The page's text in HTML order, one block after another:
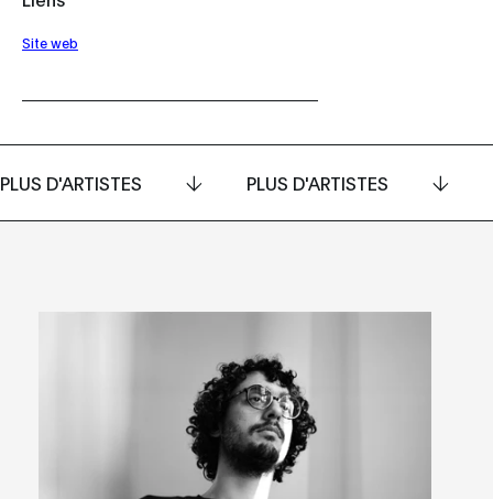
Site web
PLUS D'ARTISTES PLUS D'ARTISTES